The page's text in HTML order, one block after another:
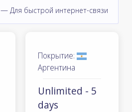
— Для быстрой интернет-связи
Покрытие:
Аргентина
Unlimited - 5
days